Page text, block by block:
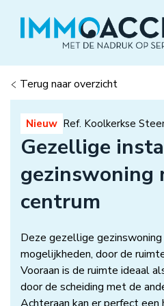
Terug naar overzicht
Nieuw Ref. Koolkerkse
Gezellige
gezinswoning
centrum
Deze gezellige
mogelijkheden, door de
Vooraan is de ruimte ideaal
door de scheiding met de